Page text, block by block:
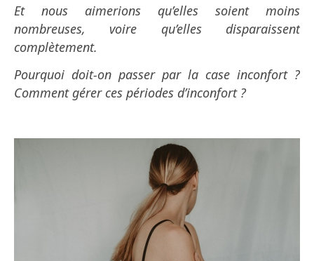
Et nous aimerions qu’elles soient moins
nombreuses, voire qu’elles disparaissent
complètement.
Pourquoi doit-on passer par la case inconfort ?
Comment gérer ces périodes d’inconfort ?